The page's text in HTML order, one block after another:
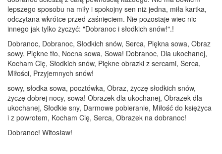
lepszego sposobu na miły i spokojny sen niż jedna, miła kartka,
odczytana wkrótce przed zaśnięciem. Nie pozostaje wiec nic
innego jak tylko życzyć: "Dobranoc i słodkich snów!".!
Dobranoc, Dobranoc, Słodkich snów, Serca, Piękna sowa, Obraz
sowy, Piękne tło, Nocna sowa, Sowa! Dobranoc, Dla ukochanej,
Kocham Cię, Słodkich snów, Piękne obrazki z sercami, Serca,
Miłości, Przyjemnych snów!
sowy, słodka sowa, pocztówka, Obraz, życzę słodkich snów,
życzę dobrej nocy, sowa! Obrazek dla ukochanej, Obrazek dla
ukochanej, Słodkie sny, Darmowe pobieranie, Miłość do księżyca
i z powrotem, Kocham Cię, Serca, Obrazek na dobranoc!
Dobranoc! Witosław!